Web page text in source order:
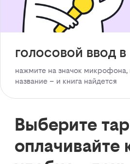
голосовой ввод
нажмите на значок микрофона,
название – и книга найдется
Выберите
оплачивайте